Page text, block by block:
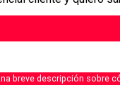
breve descripción sobre